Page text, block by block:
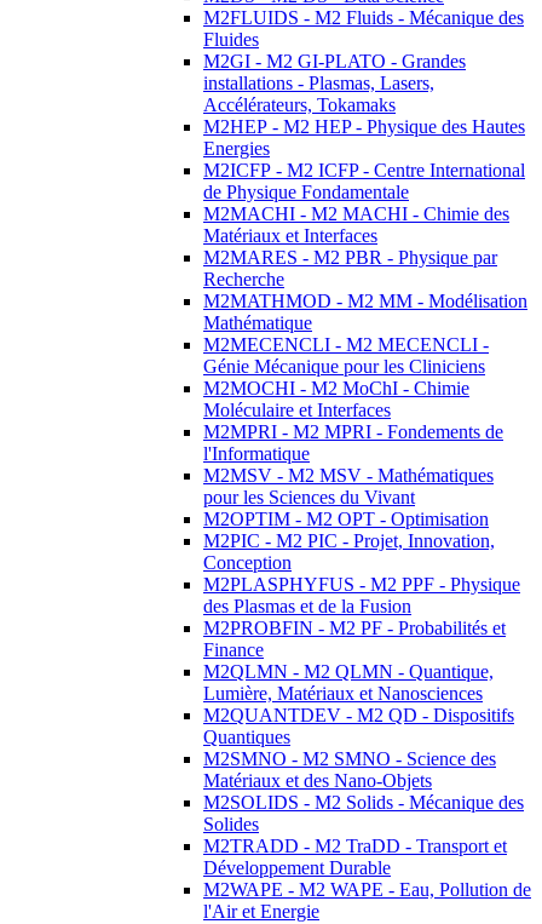
M2FLUIDS - M2 Fluids - Mécanique des
Fluides
M2GI - M2 GI-PLATO - Grandes
installations - Plasmas, Lasers,
Accélérateurs, Tokamaks
M2HEP - M2 HEP - Physique des Hautes
Energies
M2ICFP - M2 ICFP - Centre International
de Physique Fondamentale
M2MACHI - M2 MACHI - Chimie des
Matériaux et Interfaces
M2MARES - M2 PBR - Physique par
Recherche
M2MATHMOD - M2 MM - Modélisation
Mathématique
M2MECENCLI - M2 MECENCLI -
Génie Mécanique pour les Cliniciens
M2MOCHI - M2 MoChI - Chimie
Moléculaire et Interfaces
M2MPRI - M2 MPRI - Fondements de
l'Informatique
M2MSV - M2 MSV - Mathématiques
pour les Sciences du Vivant
M2OPTIM - M2 OPT - Optimisation
M2PIC - M2 PIC - Projet, Innovation,
Conception
M2PLASPHYFUS - M2 PPF - Physique
des Plasmas et de la Fusion
M2PROBFIN - M2 PF - Probabilités et
Finance
M2QLMN - M2 QLMN - Quantique,
Lumière, Matériaux et Nanosciences
M2QUANTDEV - M2 QD - Dispositifs
Quantiques
M2SMNO - M2 SMNO - Science des
Matériaux et des Nano-Objets
M2SOLIDS - M2 Solids - Mécanique des
Solides
M2TRADD - M2 TraDD - Transport et
Développement Durable
M2WAPE - M2 WAPE - Eau, Pollution de
l'Air et Energie